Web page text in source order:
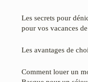
Les secrets pour
pour vos vacances
Les avantages de
Comment louer un